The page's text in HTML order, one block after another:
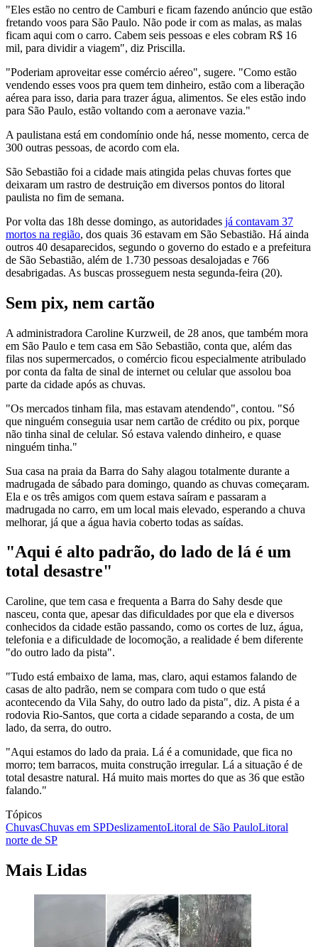
"Eles estão no centro de Camburi e ficam fazendo anúncio que estão
fretando voos para São Paulo. Não pode ir com as malas, as malas
ficam aqui com o carro. Cabem seis pessoas e eles cobram R$ 16
mil, para dividir a viagem", diz Priscilla.
"Poderiam aproveitar esse comércio aéreo", sugere. "Como estão
vendendo esses voos pra quem tem dinheiro, estão com a liberação
aérea para isso, daria para trazer água, alimentos. Se eles estão indo
para São Paulo, estão voltando com a aeronave vazia."
A paulistana está em condomínio onde há, nesse momento, cerca de
300 outras pessoas, de acordo com ela.
São Sebastião foi a cidade mais atingida pelas chuvas fortes que
deixaram um rastro de destruição em diversos pontos do litoral
paulista no fim de semana.
Por volta das 18h desse domingo, as autoridades já contavam 37
mortos na região, dos quais 36 estavam em São Sebastião. Há ainda
outros 40 desaparecidos, segundo o governo do estado e a prefeitura
de São Sebastião, além de 1.730 pessoas desalojadas e 766
desabrigadas. As buscas prosseguem nesta segunda-feira (20).
Sem pix, nem cartão
A administradora Caroline Kurzweil, de 28 anos, que também mora
em São Paulo e tem casa em São Sebastião, conta que, além das
filas nos supermercados, o comércio ficou especialmente atribulado
por conta da falta de sinal de internet ou celular que assolou boa
parte da cidade após as chuvas.
"Os mercados tinham fila, mas estavam atendendo", contou. "Só
que ninguém conseguia usar nem cartão de crédito ou pix, porque
não tinha sinal de celular. Só estava valendo dinheiro, e quase
ninguém tinha."
Sua casa na praia da Barra do Sahy alagou totalmente durante a
madrugada de sábado para domingo, quando as chuvas começaram.
Ela e os três amigos com quem estava saíram e passaram a
madrugada no carro, em um local mais elevado, esperando a chuva
melhorar, já que a água havia coberto todas as saídas.
"Aqui é alto padrão, do lado de lá é um
total desastre"
Caroline, que tem casa e frequenta a Barra do Sahy desde que
nasceu, conta que, apesar das dificuldades por que ela e diversos
conhecidos da cidade estão passando, como os cortes de luz, água,
telefonia e a dificuldade de locomoção, a realidade é bem diferente
"do outro lado da pista".
"Tudo está embaixo de lama, mas, claro, aqui estamos falando de
casas de alto padrão, nem se compara com tudo o que está
acontecendo da Vila Sahy, do outro lado da pista", diz. A pista é a
rodovia Rio-Santos, que corta a cidade separando a costa, de um
lado, da serra, do outro.
"Aqui estamos do lado da praia. Lá é a comunidade, que fica no
morro; tem barracos, muita construção irregular. Lá a situação é de
total desastre natural. Há muito mais mortes do que as 36 que estão
falando."
Tópicos
ChuvasChuvas em SPDeslizamentoLitoral de São PauloLitoral
norte de SP
Mais Lidas